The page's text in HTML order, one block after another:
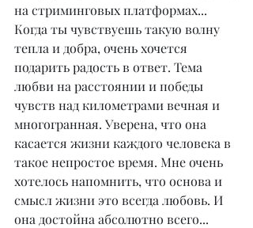
на стриминговых платформах...
Когда ты чувствуешь такую волну
тепла и добра, очень хочется
подарить радость в ответ. Тема
любви на расстоянии и победы
чувств над километрами вечная и
многогранная. Уверена, что она
касается жизни каждого человека в
такое непростое время. Мне очень
хотелось напомнить, что основа и
смысл жизни это всегда любовь. И
она достойна абсолютно всего...